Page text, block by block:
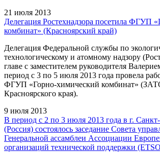
21 июля 2013
Делегация Ростехнадзора посетила ФГУП
комбинат» (Красноярский край)
Делегация Федеральной службы по
технологическому и атомному надзору
главе с заместителем руководителя
период с 3 по 5 июля 2013 года провела
ФГУП «Горно-химический комбинат»
Красноярского края).
9 июля 2013
В период c 2 по 3 июля 2013 года в г.
(Россия) состоялось заседание Совета
Генеральной ассамблеи Ассоциации
организаций технической поддержки